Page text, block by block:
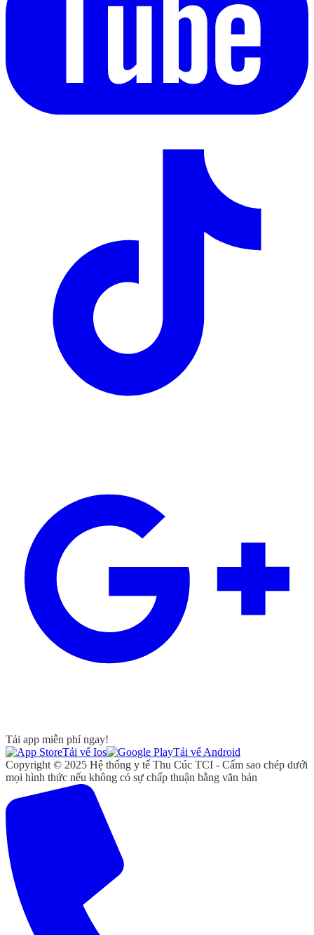
Tải app miễn phí ngay!
Tải vể Ios
Tải vể Android
Copyright © 2025 Hệ thống y tế Thu Cúc TCI - Cấm sao chép dưới
mọi hình thức nếu không có sự chấp thuận bằng văn bản